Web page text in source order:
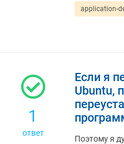
application-
1
ответ
Если я
Ubuntu,
Поэтому я